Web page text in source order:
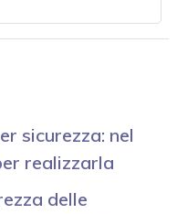
sicurezza: nel
realizzarla
delle